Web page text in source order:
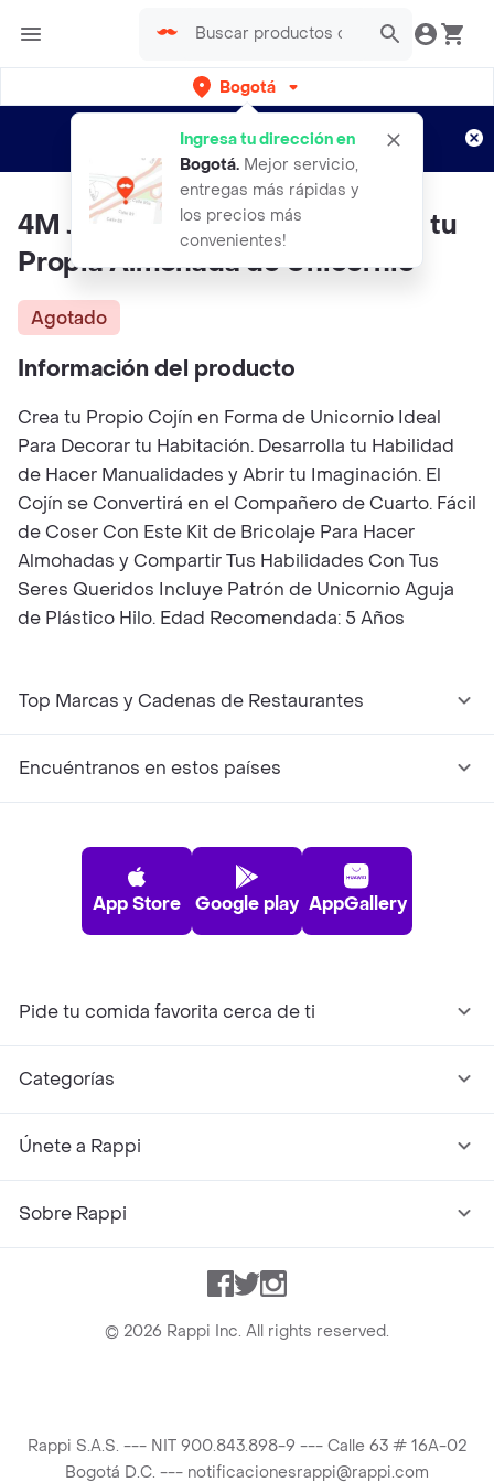
Bogotá
Ingresa tu dirección en
Bogotá. Mejor servicio,
entregas más rápidas y
los precios más
convenientes!
envíos gratis por semanas
Aplican TyC
4M Juguete Unicorn Pillow Haz tu
Propia Almohada de Unicornio
Agotado
Información del producto
Crea tu Propio Cojín en Forma de Unicornio Ideal
Para Decorar tu Habitación. Desarrolla tu Habilidad
de Hacer Manualidades y Abrir tu Imaginación. El
Cojín se Convertirá en el Compañero de Cuarto. Fácil
de Coser Con Este Kit de Bricolaje Para Hacer
Almohadas y Compartir Tus Habilidades Con Tus
Seres Queridos Incluye Patrón de Unicornio Aguja
de Plástico Hilo. Edad Recomendada: 5 Años
Top Marcas y Cadenas de Restaurantes
Encuéntranos en estos países
App Store Google play AppGallery
Pide tu comida favorita cerca de ti
Categorías
Únete a Rappi
Sobre Rappi
Facebook
TwitterInstagram
© 2026 Rappi Inc. All rights reserved.
Rappi S.A.S. --- NIT 900.843.898-9 --- Calle 63 # 16A-02
Bogotá D.C. --- notificacionesrappi@rappi.com